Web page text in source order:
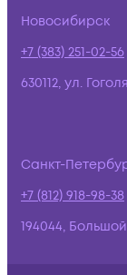
Новосибирск
+7 (383) 251-02-56
630112, ул.
Санкт-
+7 (812) 918-98-38
194044,